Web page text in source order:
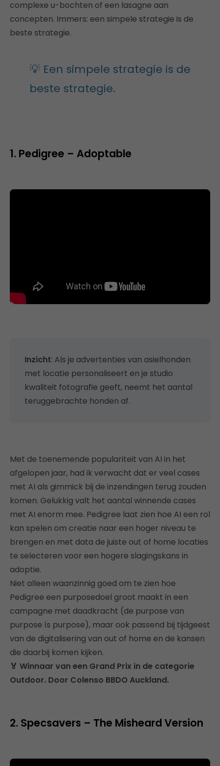
complexe u-bochten of een lasagne aan
concepten. Immers: een simpele strategie is de
beste strategie.
💡 Een simpele strategie is de
beste strategie.
1. Pedigree – Adoptable
Inzicht: Als je advertenties van asielhonden
met locatie personaliseert en je studio
kwaliteit fotografie geeft, neemt het aantal
teruggebrachte honden af.
Met de toenemende populariteit van AI in het
afgelopen jaar, had ik verwacht dat er veel cases
met AI als gimmick bij de inzendingen terug zouden
komen. Gelukkig valt het aantal winnende cases
met AI enorm mee. Pedigree laat zien hoe AI een rol
kan spelen om creatie naar een hoger niveau te
brengen en met data de juiste out of home locaties
te selecteren voor een hogere slagingskans in
adoptie.
Niet alleen waanzinnig goed om te zien hoe
Pedigree een purposedoel groot maakt in een
campagne met daadkracht (de purpose van
purpose ís purpose), maar ook passend bij tijdgeest
van de digitalisering van out of home en de kansen
die daarbij komen kijken.
🏅 Winnaar van een Grand Prix in de categorie
Outdoor. Door Colenso BBDO Auckland.
2. Specsavers – The Misheard Version